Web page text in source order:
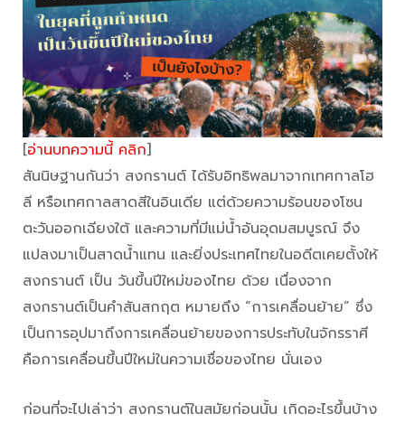
[อ่านบทความนี้ คลิก]
สันนิษฐานกันว่า สงกรานต์ ได้รับอิทธิพลมาจากเทศกาลโฮ
ลี หรือเทศกาลสาดสีในอินเดีย แต่ด้วยความร้อนของโซน
ตะวันออกเฉียงใต้ และความที่มีแม่น้ำอันอุดมสมบูรณ์ จึง
แปลงมาเป็นสาดน้ำแทน และยิ่งประเทศไทยในอดีตเคยตั้งให้
สงกรานต์ เป็น วันขึ้นปีใหม่ของไทย ด้วย เนื่องจาก
สงกรานต์เป็นคำสันสกฤต หมายถึง “การเคลื่อนย้าย” ซึ่ง
เป็นการอุปมาถึงการเคลื่อนย้ายของการประทับในจักรราศี
คือการเคลื่อนขึ้นปีใหม่ในความเชื่อของไทย นั่นเอง
ก่อนที่จะไปเล่าว่า สงกรานต์ในสมัยก่อนนั้น เกิดอะไรขึ้นบ้าง